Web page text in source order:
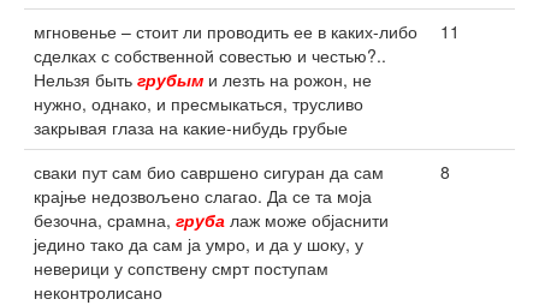
мгновенье – стоит ли проводить ее в каких-либо
сделках с собственной совестью и честью?..
Нельзя быть грубым и лезть на рожон, не
нужно, однако, и пресмыкаться, трусливо
закрывая глаза на какие-нибудь грубые
11
сваки пут сам био савршено сигуран да сам
крајње недозвољено слагао. Да се та моја
безочна, срамна, груба лаж може објаснити
једино тако да сам ја умро, и да у шоку, у
неверици у сопствену смрт поступам
неконтролисано
8